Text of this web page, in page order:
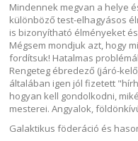
Mindennek megvan a helye
különböző test-elhagyásos
is bizonyítható élményeket
Mégsem mondjuk azt, hogy
fordítsuk! Hatalmas
Rengeteg ébredező (járó-
általában igen jól fizetett
hogyan kell gondolkodni,
mesterei. Angyalok,
Galaktikus föderáció és